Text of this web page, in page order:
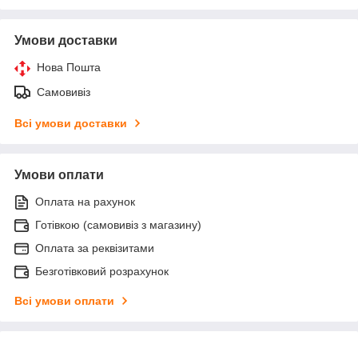
Умови доставки
Нова Пошта
Самовивіз
Всі умови доставки
Умови оплати
Оплата на рахунок
Готівкою (самовивіз з магазину)
Оплата за реквізитами
Безготівковий розрахунок
Всі умови оплати